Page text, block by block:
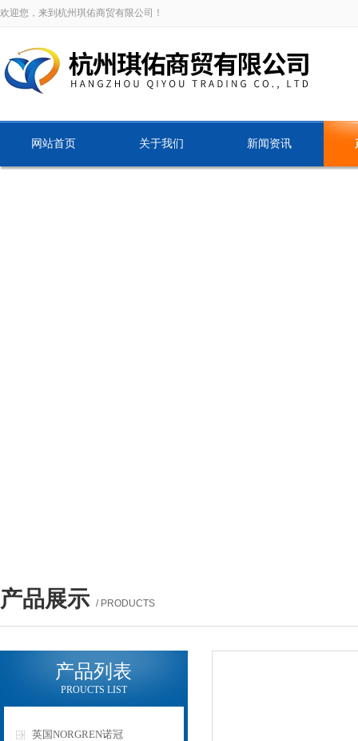
欢迎您，来到杭州琪佑商贸有限公司！
网站首页 关于我们 新闻资讯
产品展示 / PRODUCTS
产品列表
PROUCTS LIST
英国NORGREN诺冠